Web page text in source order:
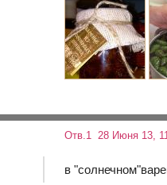
Отв.1 28 Июня 13,
в